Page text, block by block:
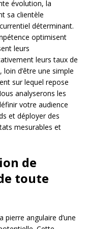
évolution, la
sa clientèle
déterminant.
optimisent
leurs
leurs taux de
d’être une simple
sur lequel repose
analyserons les
votre audience
et déployer des
mesurables et
de
toute
angulaire d’une